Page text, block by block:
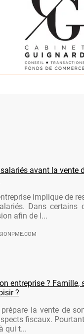
avant la vente
implique de
Dans certains
afin de l...
entreprise ? Famille,
?
la vente de
fiscaux.
qui t...